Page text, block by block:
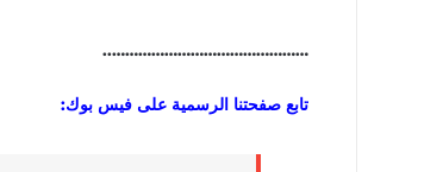
………………………………………..
تابع صفحتنا الرسمية على فيس بوك: